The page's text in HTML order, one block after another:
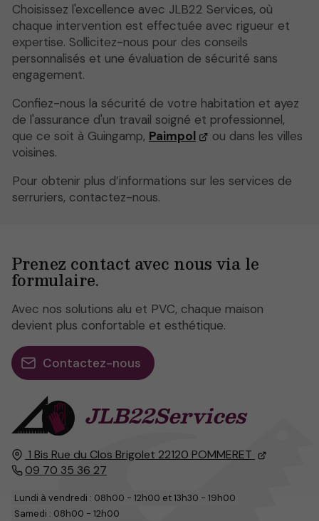
Choisissez l'excellence avec JLB22 Services, où
chaque intervention est effectuée avec rigueur et
expertise. Sollicitez-nous pour des conseils
personnalisés et une évaluation de sécurité sans
engagement.
Confiez-nous la sécurité de votre habitation et ayez
de l'assurance d'un travail soigné et professionnel,
que ce soit à Guingamp, Paimpol
ou dans les villes
voisines.
Pour obtenir plus d’informations sur les services de
serruriers, contactez-nous.
JLB22Services
1 Bis Rue du Clos Brigolet 22120 POMMERET
09 70 35 36 27
Lundi à vendredi : 08h00 - 12h00 et 13h30 - 19h00
Samedi : 08h00 - 12h00
Prenez contact avec nous via le
formulaire.
Avec nos solutions alu et PVC, chaque maison
devient plus confortable et esthétique.
Contactez-nous